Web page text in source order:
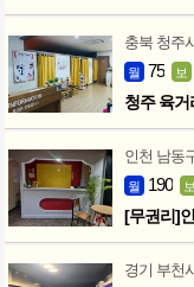
충북 청주시
월 75 보
인천 남동
월 190 보
[무권리]
경기 부천시